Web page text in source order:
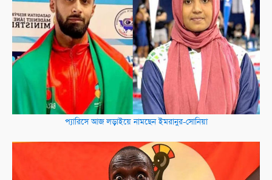
প্যারিসে আজ লড়াইয়ে নামছেন ইমরানুর-সোনিয়া